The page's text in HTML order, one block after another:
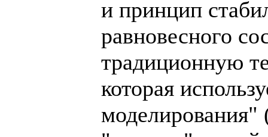
и принцип
равновесного
традиционную
которая
моделирования"